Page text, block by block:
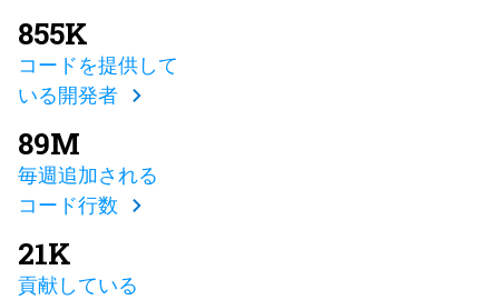
855K
コードを提供して
いる開発者
89M
毎週追加される
コード行数
21K
貢献している